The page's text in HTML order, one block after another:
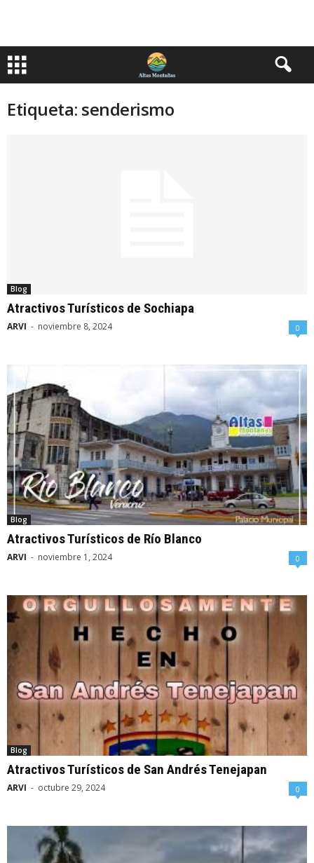
Etiqueta: senderismo
Blog
Atractivos Turísticos de Sochiapa
ARVI - noviembre 8, 2024 0
Blog
Atractivos Turísticos de Río Blanco
ARVI - noviembre 1, 2024 0
Blog
Atractivos Turísticos de San Andrés Tenejapan
ARVI - octubre 29, 2024 0